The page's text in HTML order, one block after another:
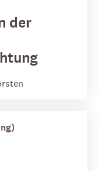
der